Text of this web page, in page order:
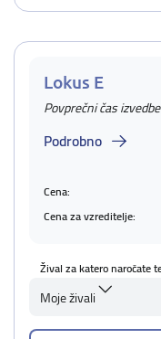
Lokus E
Povprečni čas
Podrobno
Cena:
Cena za vzreditelje:
Žival za katero naročate
Moje živali